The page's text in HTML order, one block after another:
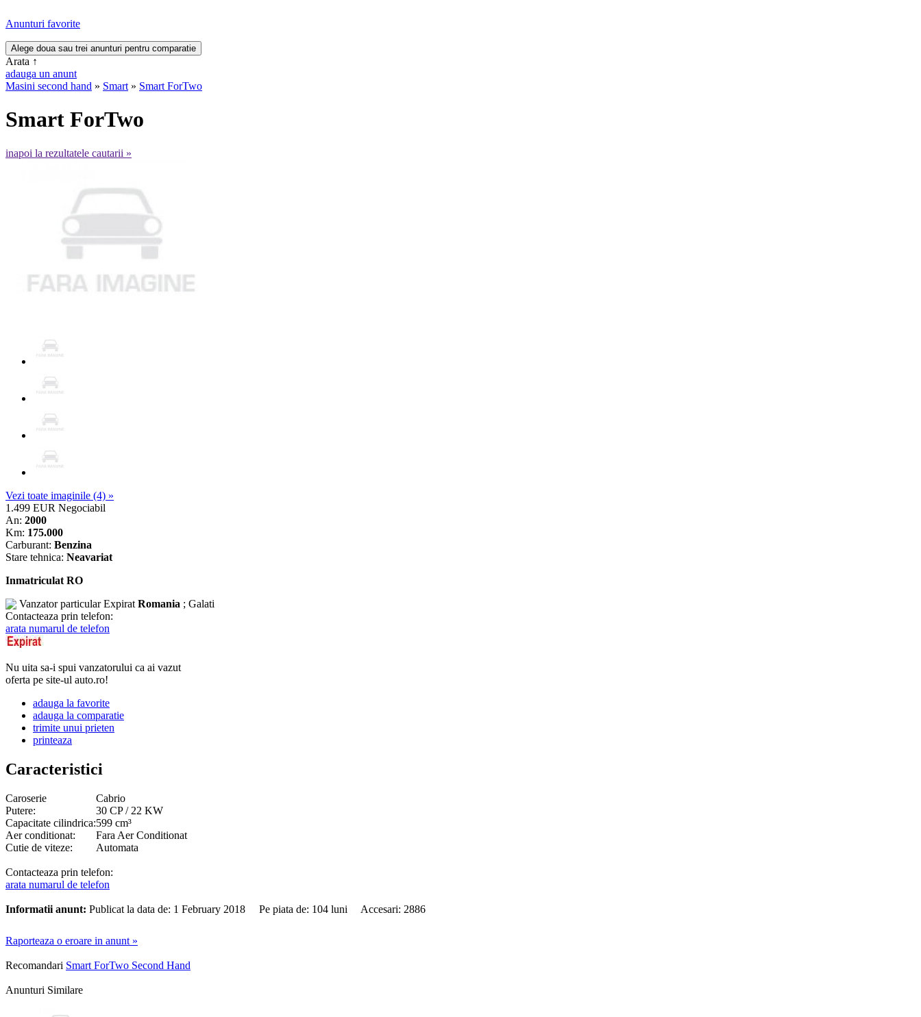
Anunturi favorite
Arata ↑
adauga un anunt
Masini second hand » Smart » Smart ForTwo
Smart ForTwo
inapoi la rezultatele cautarii »
Vezi toate imaginile (4) »
1.499 EUR Negociabil
An: 2000
Km: 175.000
Carburant: Benzina
Stare tehnica: Neavariat
Inmatriculat RO
Vanzator particularExpirat Romania ; Galati
Contacteaza prin telefon:
arata numarul de telefon
Nu uita sa-i spui vanzatorului ca ai vazut
oferta pe site-ul auto.ro!
adauga la favorite
adauga la comparatie
trimite unui prieten
printeaza
Caracteristici
Caroserie
Cabrio
Putere:
30 CP / 22 KW
Capacitate cilindrica:599 cm³
Aer conditionat:
Fara Aer Conditionat
Cutie de viteze:
Automata
Contacteaza prin telefon:
arata numarul de telefon
Informatii anunt: Publicat la data de: 1 February 2018 Pe piata de: 104 luni Accesari: 2886
Raporteaza o eroare in anunt »
Recomandari Smart ForTwo Second Hand
Anunturi Similare